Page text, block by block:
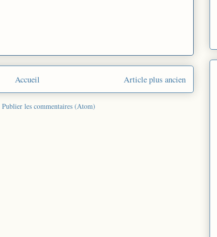
Article plus ancien
Accueil
Publier les commentaires (Atom)